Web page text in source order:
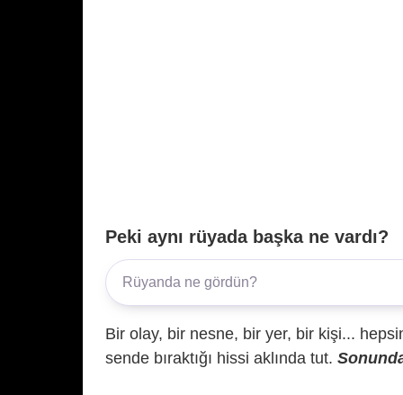
Peki aynı rüyada başka ne vardı?
Bir olay, bir nesne, bir yer, bir kişi...
sende bıraktığı hissi aklında tut.